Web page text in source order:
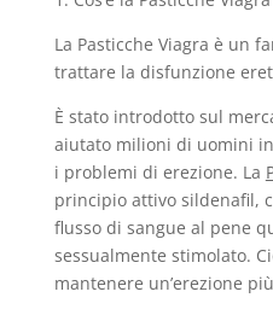
La Pasticche Viagra è un
trattare la disfunzione
È stato introdotto sul
aiutato milioni di uomini
i problemi di erezione. La
principio attivo sildenafil,
flusso di sangue al pene
sessualmente stimolato.
mantenere un’erezione